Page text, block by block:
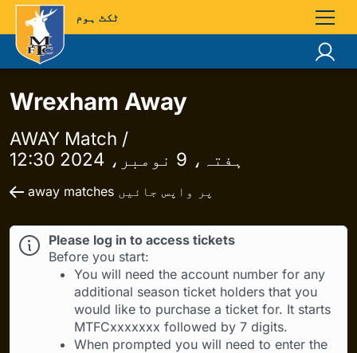
ٹکٹ ہوم
Wrexham Away
AWAY Match /
ہفتہ، 9 نومبر، 2024 12:30
away matches پر واپس جائیں
Please log in to access tickets
Before you start:
You will need the account number for any
additional season ticket holders that you
would like to purchase a ticket for. It starts
MTFCxxxxxxx followed by 7 digits.
When prompted you will need to enter the